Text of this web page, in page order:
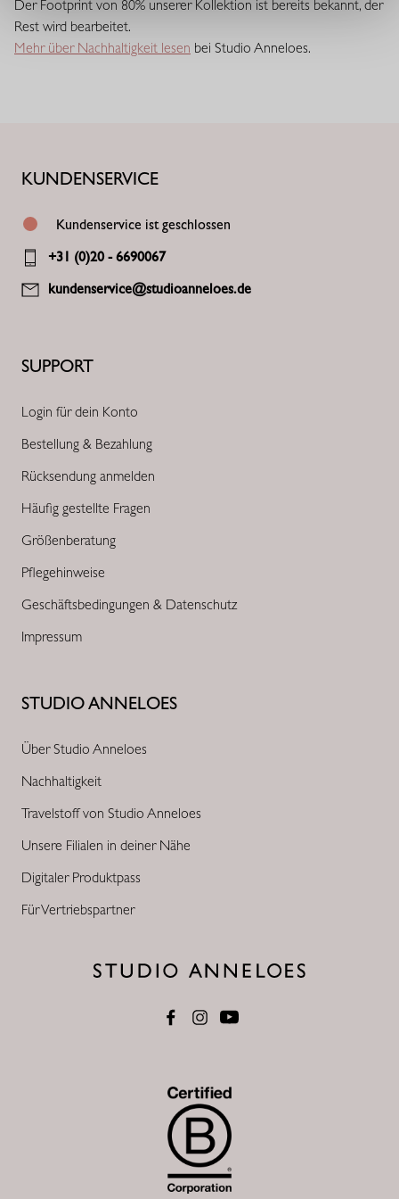
angenehmen Stretch, bleibt perfekt in Form und hat einen dezent
modellierenden Effekt. Eine moderne, hochwertige Qualität mit
extra Substanz und raffinierter Optik.
Der Footprint von 80% unserer Kollektion ist bereits bekannt, der
Rest wird bearbeitet.
Mehr über Nachhaltigkeit lesen bei Studio Anneloes.
STUDIO ANNELOES
Über Studio Anneloes
Nachhaltigkeit
Travelstoff von Studio Anneloes
Unsere Filialen in deiner Nähe
Digitaler Produktpass
Für Vertriebspartner
SUPPORT
Login für dein Konto
Bestellung & Bezahlung
Rücksendung anmelden
Häufig gestellte Fragen
Größenberatung
Pflegehinweise
Geschäftsbedingungen & Datenschutz
Impressum
KUNDENSERVICE
Kundenservice ist geschlossen
+31 (0)20 - 6690067
kundenservice@studioanneloes.de